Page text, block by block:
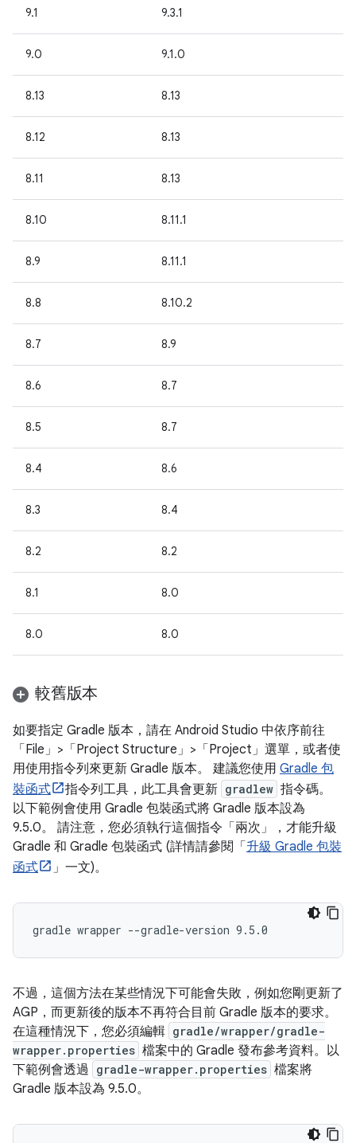
9.1 9.3.1
9.0 9.1.0
8.13 8.13
8.12 8.13
8.11 8.13
8.10 8.11.1
8.9 8.11.1
8.8 8.10.2
8.7 8.9
8.6 8.7
8.5 8.7
8.4 8.6
8.3 8.4
8.2 8.2
8.1 8.0
8.0 8.0
較舊版本
如要指定 Gradle 版本，請在 Android Studio 中依序前往
「File」 >「Project Structure」 >「Project」 選單，或者使
用使用指令列來更新 Gradle 版本。 建議您使用 Gradle 包
裝函式
指令列工具，此工具會更新 gradlew 指令碼。
以下範例會使用 Gradle 包裝函式將 Gradle 版本設為
9.5.0。 請注意，您必須執行這個指令「兩次」
，才能升級
Gradle 和 Gradle 包裝函式 (詳情請參閱「 升級 Gradle 包裝
函式
」一文)。
不過，這個方法在某些情況下可能會失敗，例如您剛更新了
AGP，而更新後的版本不再符合目前 Gradle 版本的要求。
在這種情況下，您必須編輯 gradle/wrapper/gradle-
wrapper.properties 檔案中的 Gradle 發布參考資料。以
下範例會透過 gradle-wrapper.properties 檔案將
Gradle 版本設為 9.5.0。